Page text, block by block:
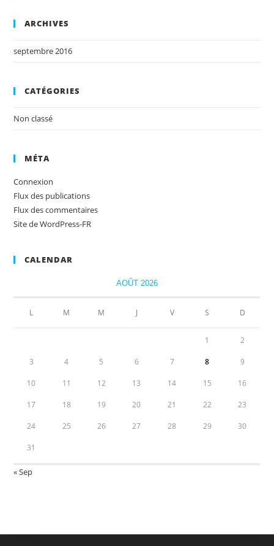
ARCHIVES
septembre 2016
CATÉGORIES
Non classé
MÉTA
Connexion
Flux des publications
Flux des commentaires
Site de WordPress-FR
CALENDAR
AOÛT 2026
L M M J V S D
1 2
3 4 5 6 7 8 9
10 11 12 13 14 15 16
17 18 19 20 21 22 23
24 25 26 27 28 29 30
31
« Sep